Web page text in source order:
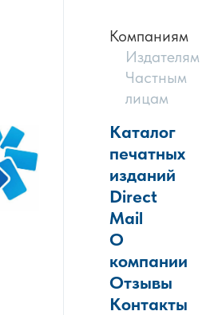
Компаниям
Издателям
Частным
лицам
Каталог
печатных
изданий
Direct
Mail
О
компании
Отзывы
Контакты